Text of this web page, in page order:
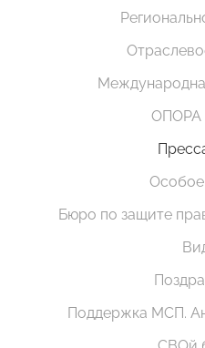
ОПОРА
Бюро по защите
Поддержка МСП.